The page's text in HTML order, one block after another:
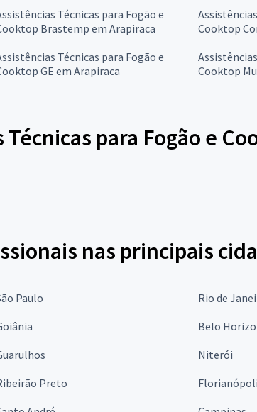
Técnicas para Fogão e
Brastemp em Arapiraca
Cooktop
Técnicas para Fogão e
GE em Arapiraca
Cooktop
para Fogão e
nas principais
Paulo Rio de
Belo
Niterói
Preto